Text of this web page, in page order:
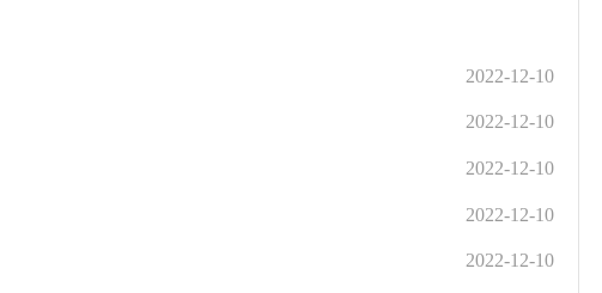
2022-12-10
2022-12-10
2022-12-10
2022-12-10
2022-12-10